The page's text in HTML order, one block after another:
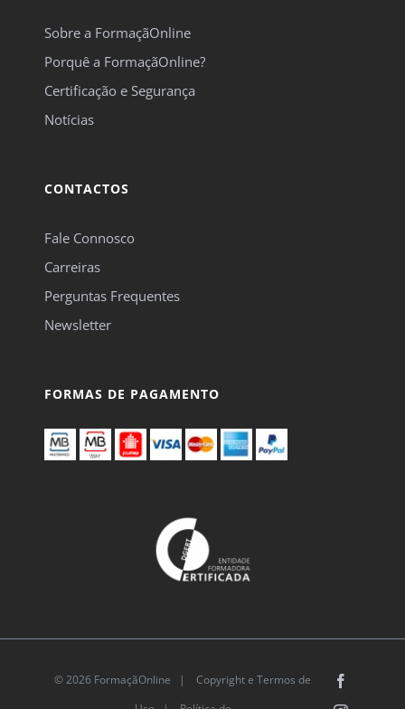
Sobre a FormaçãOnline
Porquê a FormaçãOnline?
Certificação e Segurança
Notícias
CONTACTOS
Fale Connosco
Carreiras
Perguntas Frequentes
Newsletter
FORMAS DE PAGAMENTO
© 2026 FormaçãOnline |
Copyright e Termos de